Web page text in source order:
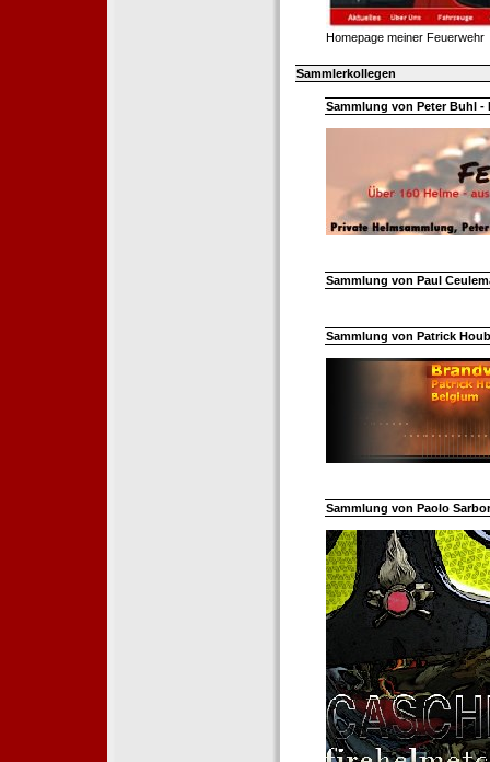
Homepage meiner Feuerwehr
Sammlerkollegen
Sammlung von Peter Buhl -
Sammlung von Paul
Sammlung von Patrick
Sammlung von Paolo